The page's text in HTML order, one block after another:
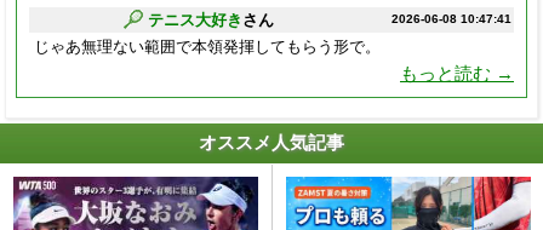
2026-06-08 10:47:41
テニス大好き さん
じゃあ無理ない範囲で本領発揮してもらう形で。
もっと読む →
オススメ人気記事